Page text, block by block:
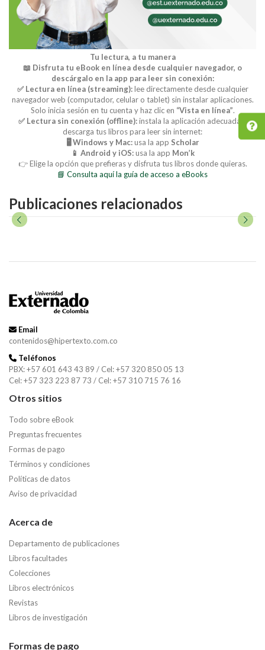
Tu lectura, a tu manera
📖 Disfruta tu eBook en línea desde cualquier navegador, o
descárgalo en la app para leer sin conexión:
✅ Lectura en línea (streaming):lee directamente desde cualquier
navegador web (computador, celular o tablet) sin instalar aplicaciones.
Solo inicia sesión en tu cuenta y haz clic en “Vista en línea”.
✅ Lectura sin conexión (offline):instala la aplicación adecuada y
descarga tus libros para leer sin internet:
🖥️ Windows y Mac:usa la app Scholar
📱 Android y iOS:usa la app Mon’k
👉 Elige la opción que prefieras y disfruta tus libros donde quieras.
📘 Consulta aquí la guía de acceso a eBooks
Publicaciones relacionados
Email
contenidos@hipertexto.com.co
Teléfonos
PBX: +57 601 643 43 89 / Cel: +57 320 850 05 13
Cel: +57 323 223 87 73 / Cel: +57 310 715 76 16
Otros sitios
Todo sobre eBook
Preguntas frecuentes
Formas de pago
Términos y condiciones
Políticas de datos
Aviso de privacidad
Acerca de
Departamento de publicaciones
Libros facultades
Colecciones
Libros electrónicos
Revistas
Libros de investigación
Formas de pago